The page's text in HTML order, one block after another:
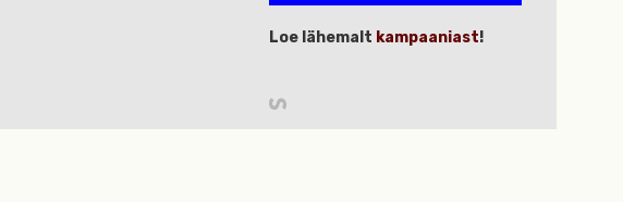
Loe lähemalt kampaaniast!